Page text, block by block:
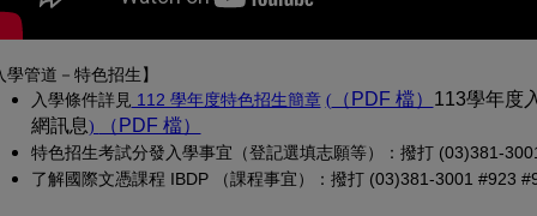
學管道－特色招生】
入學條件詳見 112 學年度特色招生簡章(另開新視窗)
( （PDF 檔） (另開新視
113學年度
網訊息) （PDF 檔）
特色招生考試分發入學事宜（登記選填志願等）：撥打 (03)381-
了解國際文憑課程 IBDP （課程事宜）：撥打 (03)381-3001 #923